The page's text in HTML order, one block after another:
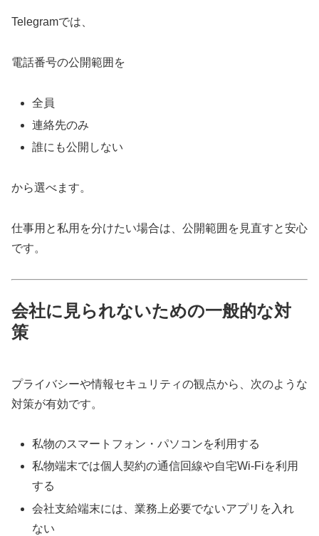
Telegramでは、
電話番号の公開範囲を
全員
連絡先のみ
誰にも公開しない
から選べます。
仕事用と私用を分けたい場合は、公開範囲を見直すと安心
です。
会社に見られないための一般的な対
策
プライバシーや情報セキュリティの観点から、次のような
対策が有効です。
私物のスマートフォン・パソコンを利用する
私物端末では個人契約の通信回線や自宅Wi-Fiを利用
する
会社支給端末には、業務上必要でないアプリを入れ
ない